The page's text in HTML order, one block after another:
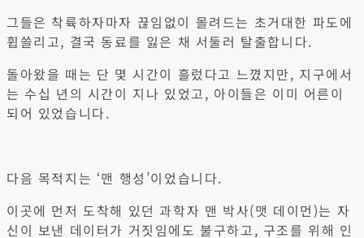
그들은 착륙하자마자 끊임없이 몰려드는 초거대한 파도에
휩쓸리고, 결국 동료를 잃은 채 서둘러 탈출합니다.
돌아왔을 때는 단 몇 시간이 흘렀다고 느꼈지만, 지구에서
는 수십 년의 시간이 지나 있었고, 아이들은 이미 어른이
되어 있었습니다.
다음 목적지는 ‘맨 행성’이었습니다.
이곳에 먼저 도착해 있던 과학자 맨 박사(맷 데이먼)는 자
신이 보낸 데이터가 거짓임에도 불구하고, 구조를 위해 인